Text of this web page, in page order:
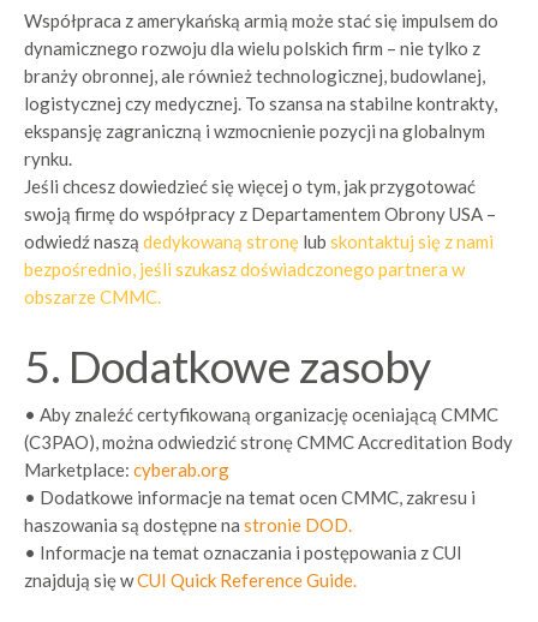
Współpraca z amerykańską armią może stać się impulsem do
dynamicznego rozwoju dla wielu polskich firm – nie tylko z
branży obronnej, ale również technologicznej, budowlanej,
logistycznej czy medycznej. To szansa na stabilne kontrakty,
ekspansję zagraniczną i wzmocnienie pozycji na globalnym
rynku.
Jeśli chcesz dowiedzieć się więcej o tym, jak przygotować
swoją firmę do współpracy z Departamentem Obrony USA –
odwiedź naszą dedykowaną stronę lub skontaktuj się z nami
bezpośrednio, jeśli szukasz doświadczonego partnera w
obszarze CMMC.
5. Dodatkowe zasoby
• Aby znaleźć certyfikowaną organizację oceniającą CMMC
(C3PAO), można odwiedzić stronęCMMC Accreditation Body
Marketplace: cyberab.org
• Dodatkowe informacje na temat ocen CMMC, zakresu i
haszowania są dostępne na stronie DOD.
• Informacje na temat oznaczania i postępowania z CUI
znajdują się wCUI Quick Reference Guide.